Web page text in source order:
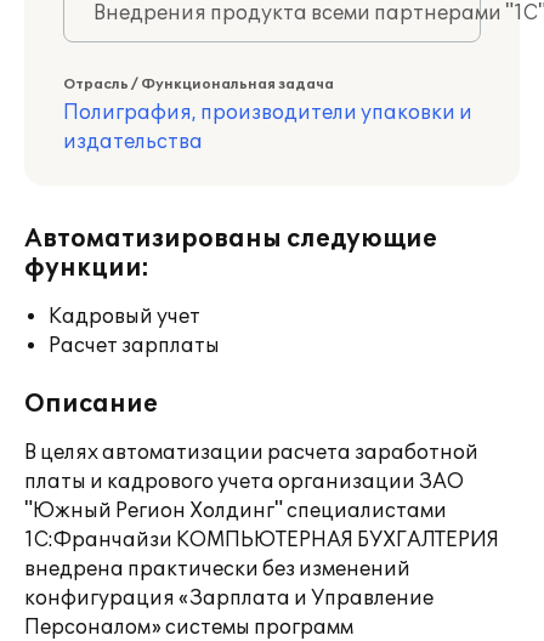
Внедрения продукта всеми партнерами
Отрасль / Функциональная задача
Полиграфия, производители упаковки и
издательства
Автоматизированы следующие
функции:
Кадровый учет
Расчет зарплаты
Описание
В целях автоматизации расчета заработной
платы и кадрового учета организации ЗАО
"Южный Регион Холдинг" специалистами
1С:Франчайзи КОМПЬЮТЕРНАЯ БУХГАЛТЕРИЯ
внедрена практически без изменений
конфигурация «Зарплата и Управление
Персоналом» системы программ